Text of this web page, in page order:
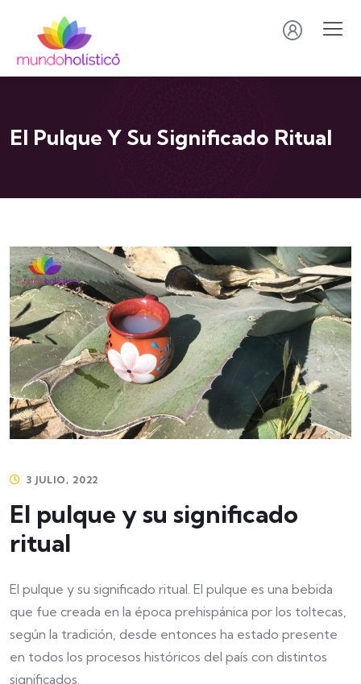
El Pulque Y Su Significado Ritual
3 JULIO, 2022
El pulque y su significado
ritual
El pulque y su significado ritual. El pulque es una bebida
que fue creada en la época prehispánica por los toltecas,
según la tradición, desde entonces ha estado presente
en todos los procesos históricos del país con distintos
significados.